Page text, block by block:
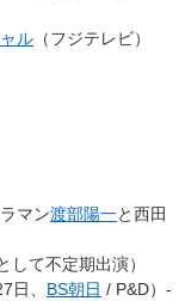
ル （フジテレビ）
マン渡部陽一と西田
して不定期出演）
日、 BS朝日 / P&D）-